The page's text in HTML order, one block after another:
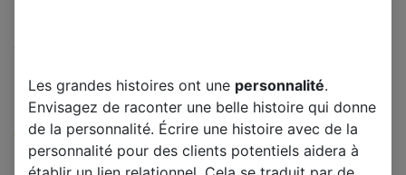
SAMSUNG LE40S86BD
CARTE ALIMENTATION
(0 avis)
Offre :65,00€
Les grandes histoires ont une personnalité.
Envisagez de raconter une belle histoire qui donne
de la personnalité. Écrire une histoire avec de la
personnalité pour des clients potentiels aidera à